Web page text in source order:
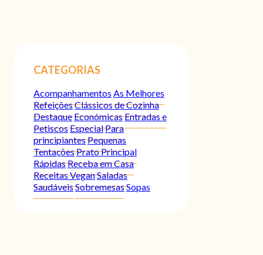
CATEGORIAS
Acompanhamentos As Melhores
RefeiçõesClássicos de Cozinha
Destaque EconómicasEntradas e
PetiscosEspecialPara
principiantesPequenas
TentaçõesPrato Principal
RápidasReceba em Casa
Receitas VeganSaladas
SaudáveisSobremesasSopas